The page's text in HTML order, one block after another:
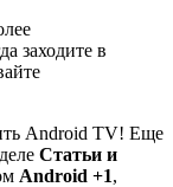
заходите в
Android TV! Еще
Статьи и
Android +1,